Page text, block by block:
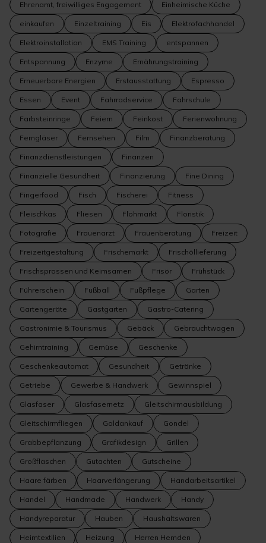
Ehrenamt, freiwilliges Engagement Einheimische Küche
einkaufen Einzeltraining Eis Elektrofachhandel
Elektroinstallation EMS Training entspannen
Entspannung Enzyme Ernährungstraining
Erneuerbare Energien Erstausstattung Espresso
Essen Event Fahrradservice Fahrschule
Farbsteinringe Feiern Feinkost Ferienwohnung
Ferngläser Fernsehen Film Finanzberatung
Finanzdienstleistungen Finanzen
Finanzielle Gesundheit Finanzierung Fine Dining
Fingerfood Fisch Fischerei Fitness
Fleischkas Fliesen Flohmarkt Floristik
Fotografie Frauenarzt Frauenberatung Freizeit
Freizeitgestaltung Frischemarkt Frischöllieferung
Frischsprossen und Keimsamen Frisör Frühstück
Führerschein Fußball Fußpflege Garten
Gartengeräte Gastgarten Gastro-Catering
Gastronimie & Tourismus Gebäck Gebrauchtwagen
Gehirntraining Gemüse Geschenke
Geschenkeautomat Gesundheit Getränke
Getriebe Gewerbe & Handwerk Gewinnspiel
Glasfaser Glasfasernetz Gleitschirmausbildung
Gleitschirmfliegen Goldankauf Gondel
Grabbepflanzung Grafikdesign Grillen
Großflaschen Gutachten Gutscheine
Haare färben Haarverlängerung Handarbeitsartikel
Handel Handmade Handwerk Handy
Handyreparatur Hauben Haushaltswaren
Heimtextilien Heizung Herren Hemden